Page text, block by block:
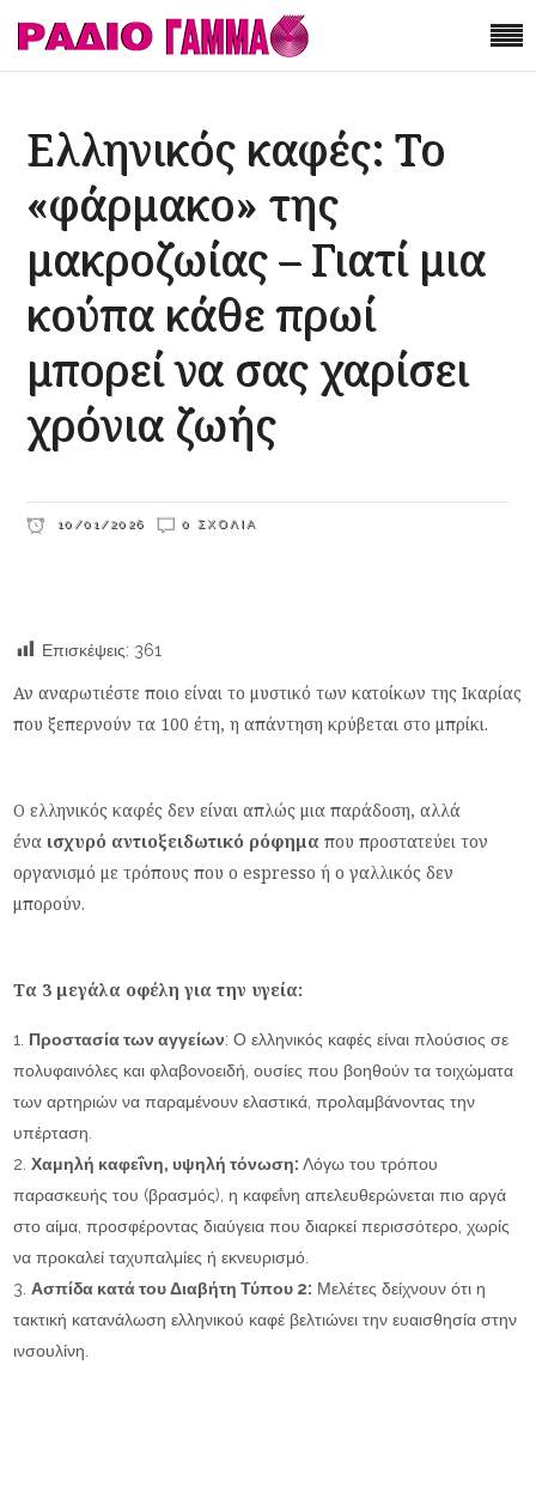
Ελληνικός καφές: Το
«φάρμακο» της
μακροζωίας – Γιατί μια
κούπα κάθε πρωί
μπορεί να σας χαρίσει
χρόνια ζωής
10/01/2026 0 ΣΧΌΛΙΑ
Επισκέψεις: 361
Αν αναρωτιέστε ποιο είναι το μυστικό των κατοίκων της Ικαρίας
που ξεπερνούν τα 100 έτη, η απάντηση κρύβεται στο μπρίκι.
Ο ελληνικός καφές δεν είναι απλώς μια παράδοση, αλλά
ένα ισχυρό αντιοξειδωτικό ρόφημαπου προστατεύει τον
οργανισμό με τρόπους που ο espresso ή ο γαλλικός δεν
μπορούν.
Τα 3 μεγάλα οφέλη για την υγεία:
Προστασία των αγγείων: Ο ελληνικός καφές είναι πλούσιος σε
πολυφαινόλες και φλαβονοειδή, ουσίες που βοηθούν τα τοιχώματα
των αρτηριών να παραμένουν ελαστικά, προλαμβάνοντας την
υπέρταση.
Χαμηλή καφεΐνη, υψηλή τόνωση:Λόγω του τρόπου
παρασκευής του (βρασμός), η καφεΐνη απελευθερώνεται πιο αργά
στο αίμα, προσφέροντας διαύγεια που διαρκεί περισσότερο, χωρίς
να προκαλεί ταχυπαλμίες ή εκνευρισμό.
Ασπίδα κατά του Διαβήτη Τύπου 2: Μελέτες δείχνουν ότι η
τακτική κατανάλωση ελληνικού καφέ βελτιώνει την ευαισθησία στην
ινσουλίνη.